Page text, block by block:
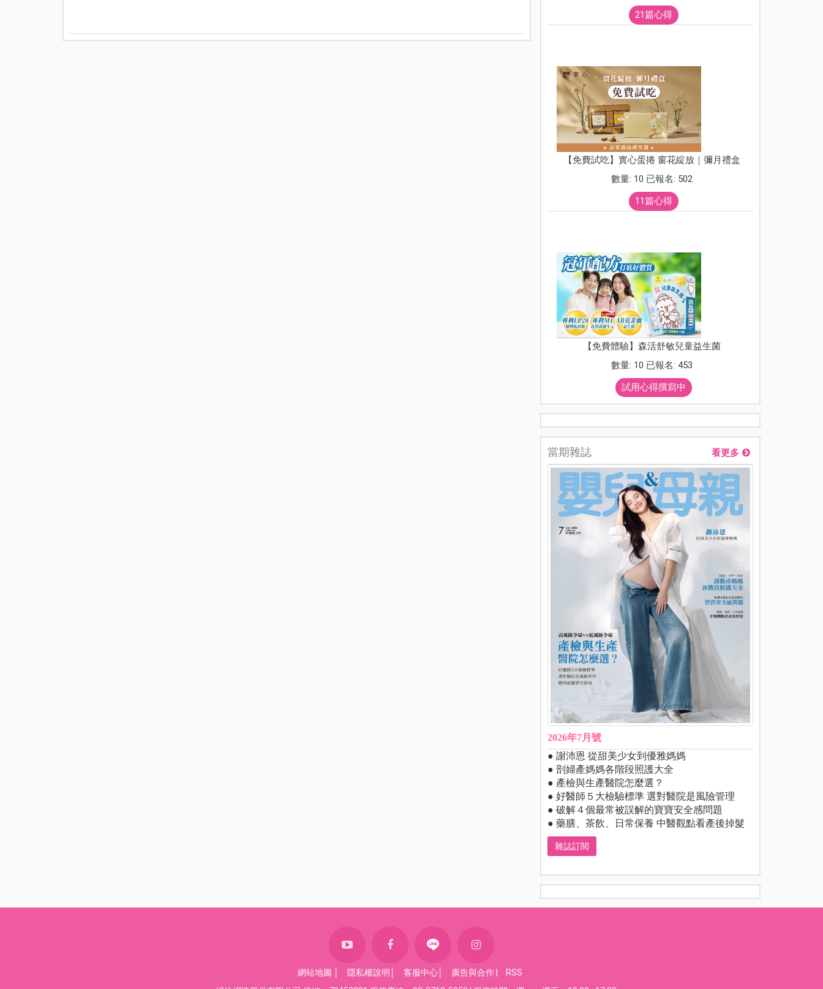
21篇心得
【免費試吃】實心蛋捲 窗花綻放｜彌月禮盒
數量: 10 已報名: 502
11篇心得
【免費體驗】森活舒敏兒童益生菌
數量: 10 已報名: 453
試用心得撰寫中
當期雜誌 看更多
2026年7月號
● 謝沛恩 從甜美少女到優雅媽媽
● 剖婦產媽媽各階段照護大全
● 產檢與生產醫院怎麼選？
● 好醫師５大檢驗標準 選對醫院是風險管理
● 破解４個最常被誤解的寶寶安全感問題
● 藥膳、茶飲、日常保養 中醫觀點看產後掉髮
雜誌訂閱
網站地圖 隱私權說明 客服中心 廣告與合作
RSS